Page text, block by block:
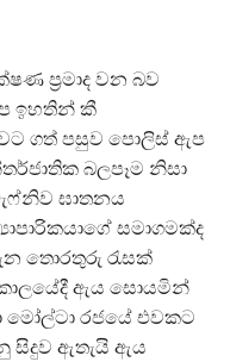
ප්‍රමාද වන බව
ඉහතින් කී
ගත් පසුව පොලිස් ඇප
බලපෑම නිසා
ඝාතනය
සමාගමක්ද
තොරතුරු රැසක්
ඇය සොයමින්
මෝල්ටා රජයේ එවකට
සිදුව ඇතැයි ඇය